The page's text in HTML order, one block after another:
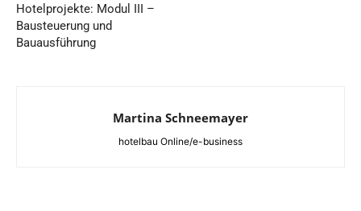
Hotelprojekte: Modul III –
Bausteuerung und
Bauausführung
Martina Schneemayer
hotelbau Online/e-business